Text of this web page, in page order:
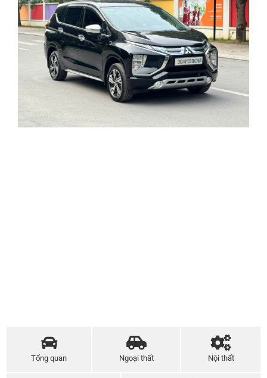
Tổng quan Ngoại thất Nội thất